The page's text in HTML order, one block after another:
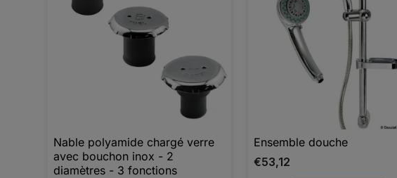
 Aperçu rapide
Nable polyamide chargé verre
avec bouchon inox - 2
diamètres - 3 fonctions
 Aperçu rapide
Ensemble douche
€53,12